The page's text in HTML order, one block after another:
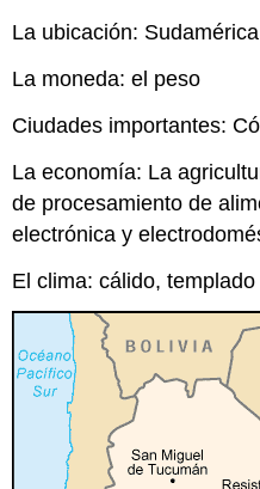
La ubicación: Sudamérica
La moneda: el peso
Ciudades importantes:
La economía: La
de procesamiento de
electrónica y
El clima: cálido,